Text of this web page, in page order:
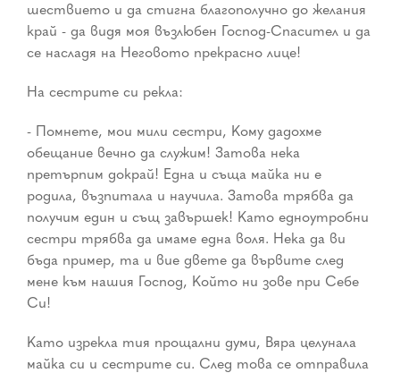
шествието и да стигна благополучно до желания
край - да видя моя възлюбен Господ-Спасител и да
се насладя на Неговото прекрасно лице!
На сестрите си рекла:
- Помнете, мои мили сестри, Кому дадохме
обещание вечно да служим! Затова нека
претърпим докрай! Една и съща майка ни е
родила, възпитала и научила. Затова трябва да
получим един и същ завършек! Като едноутробни
сестри трябва да имаме една воля. Нека да ви
бъда пример, та и вие двете да вървите след
мене към нашия Господ, Който ни зове при Себе
Си!
Като изрекла тия прощални думи, Вяра целунала
майка си и сестрите си. След това се отправила